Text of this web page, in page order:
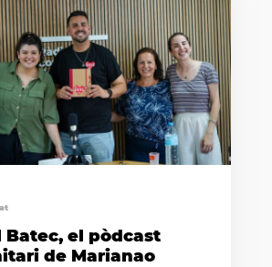
Batec, el pòdcast
de Marianao